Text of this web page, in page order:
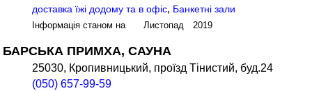
доставка їжі додому та в офіс, Банкетні зали
Інформація станом на Листопад 2019
БАРСЬКА ПРИМХА, САУНА
25030, Кропивницький, проїзд Тінистий, буд.24
(050) 657-99-59